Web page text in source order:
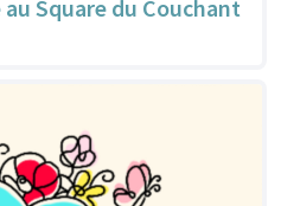
Square du Couchant